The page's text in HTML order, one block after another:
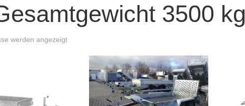
3500 kg
werden angezeigtNach
sortiert:
aufsteigend